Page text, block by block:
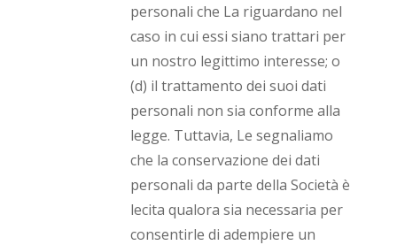
personali che La riguardano nel
caso in cui essi siano trattari per
un nostro legittimo interesse; o
(d) il trattamento dei suoi dati
personali non sia conforme alla
legge. Tuttavia, Le segnaliamo
che la conservazione dei dati
personali da parte della Società è
lecita qualora sia necessaria per
consentirle di adempiere un